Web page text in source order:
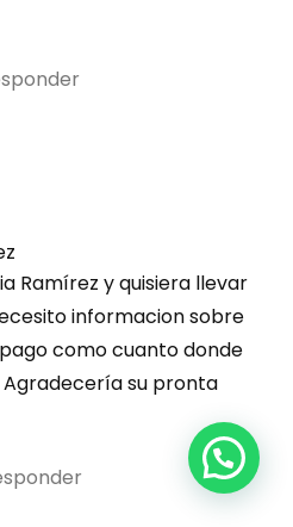
Ramírez y quisiera llevar
informacion sobre
como cuanto donde
Agradecería su pronta